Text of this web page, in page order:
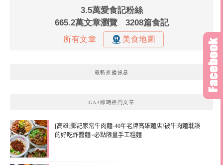
最新推播訊息
GA4即時熱門文章
[高雄]鄧記家常牛肉麵-40年老牌高雄麵店!被牛肉麵耽誤
的好吃炸醬麵~必點限量手工粗麵